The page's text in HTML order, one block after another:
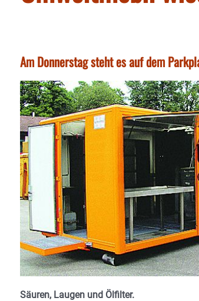
Am Donnerstag steht es auf dem
Säuren, Laugen und Ölfilter.